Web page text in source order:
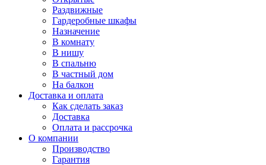
Раздвижные
Гардеробные шкафы
Назначение
В комнату
В нишу
В спальню
В частный дом
На балкон
Доставка и оплата
Как сделать заказ
Доставка
Оплата и рассрочка
О компании
Производство
Гарантия